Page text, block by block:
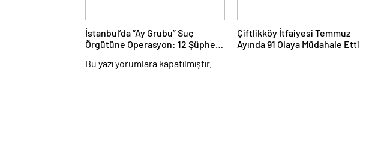
İstanbul’da “Ay Grubu” Suç
Örgütüne Operasyon: 12 Şüpheli
Çiftlikköy İtfaiyesi Temmuz
Ayında 91 Olaya Müdahale Etti
Bu yazı yorumlara kapatılmıştır.